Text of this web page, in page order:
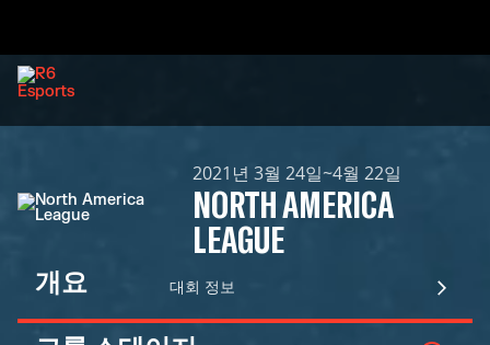
2021년 3월 24일~4월 22일
NORTH AMERICA
LEAGUE
개요 대회 정보